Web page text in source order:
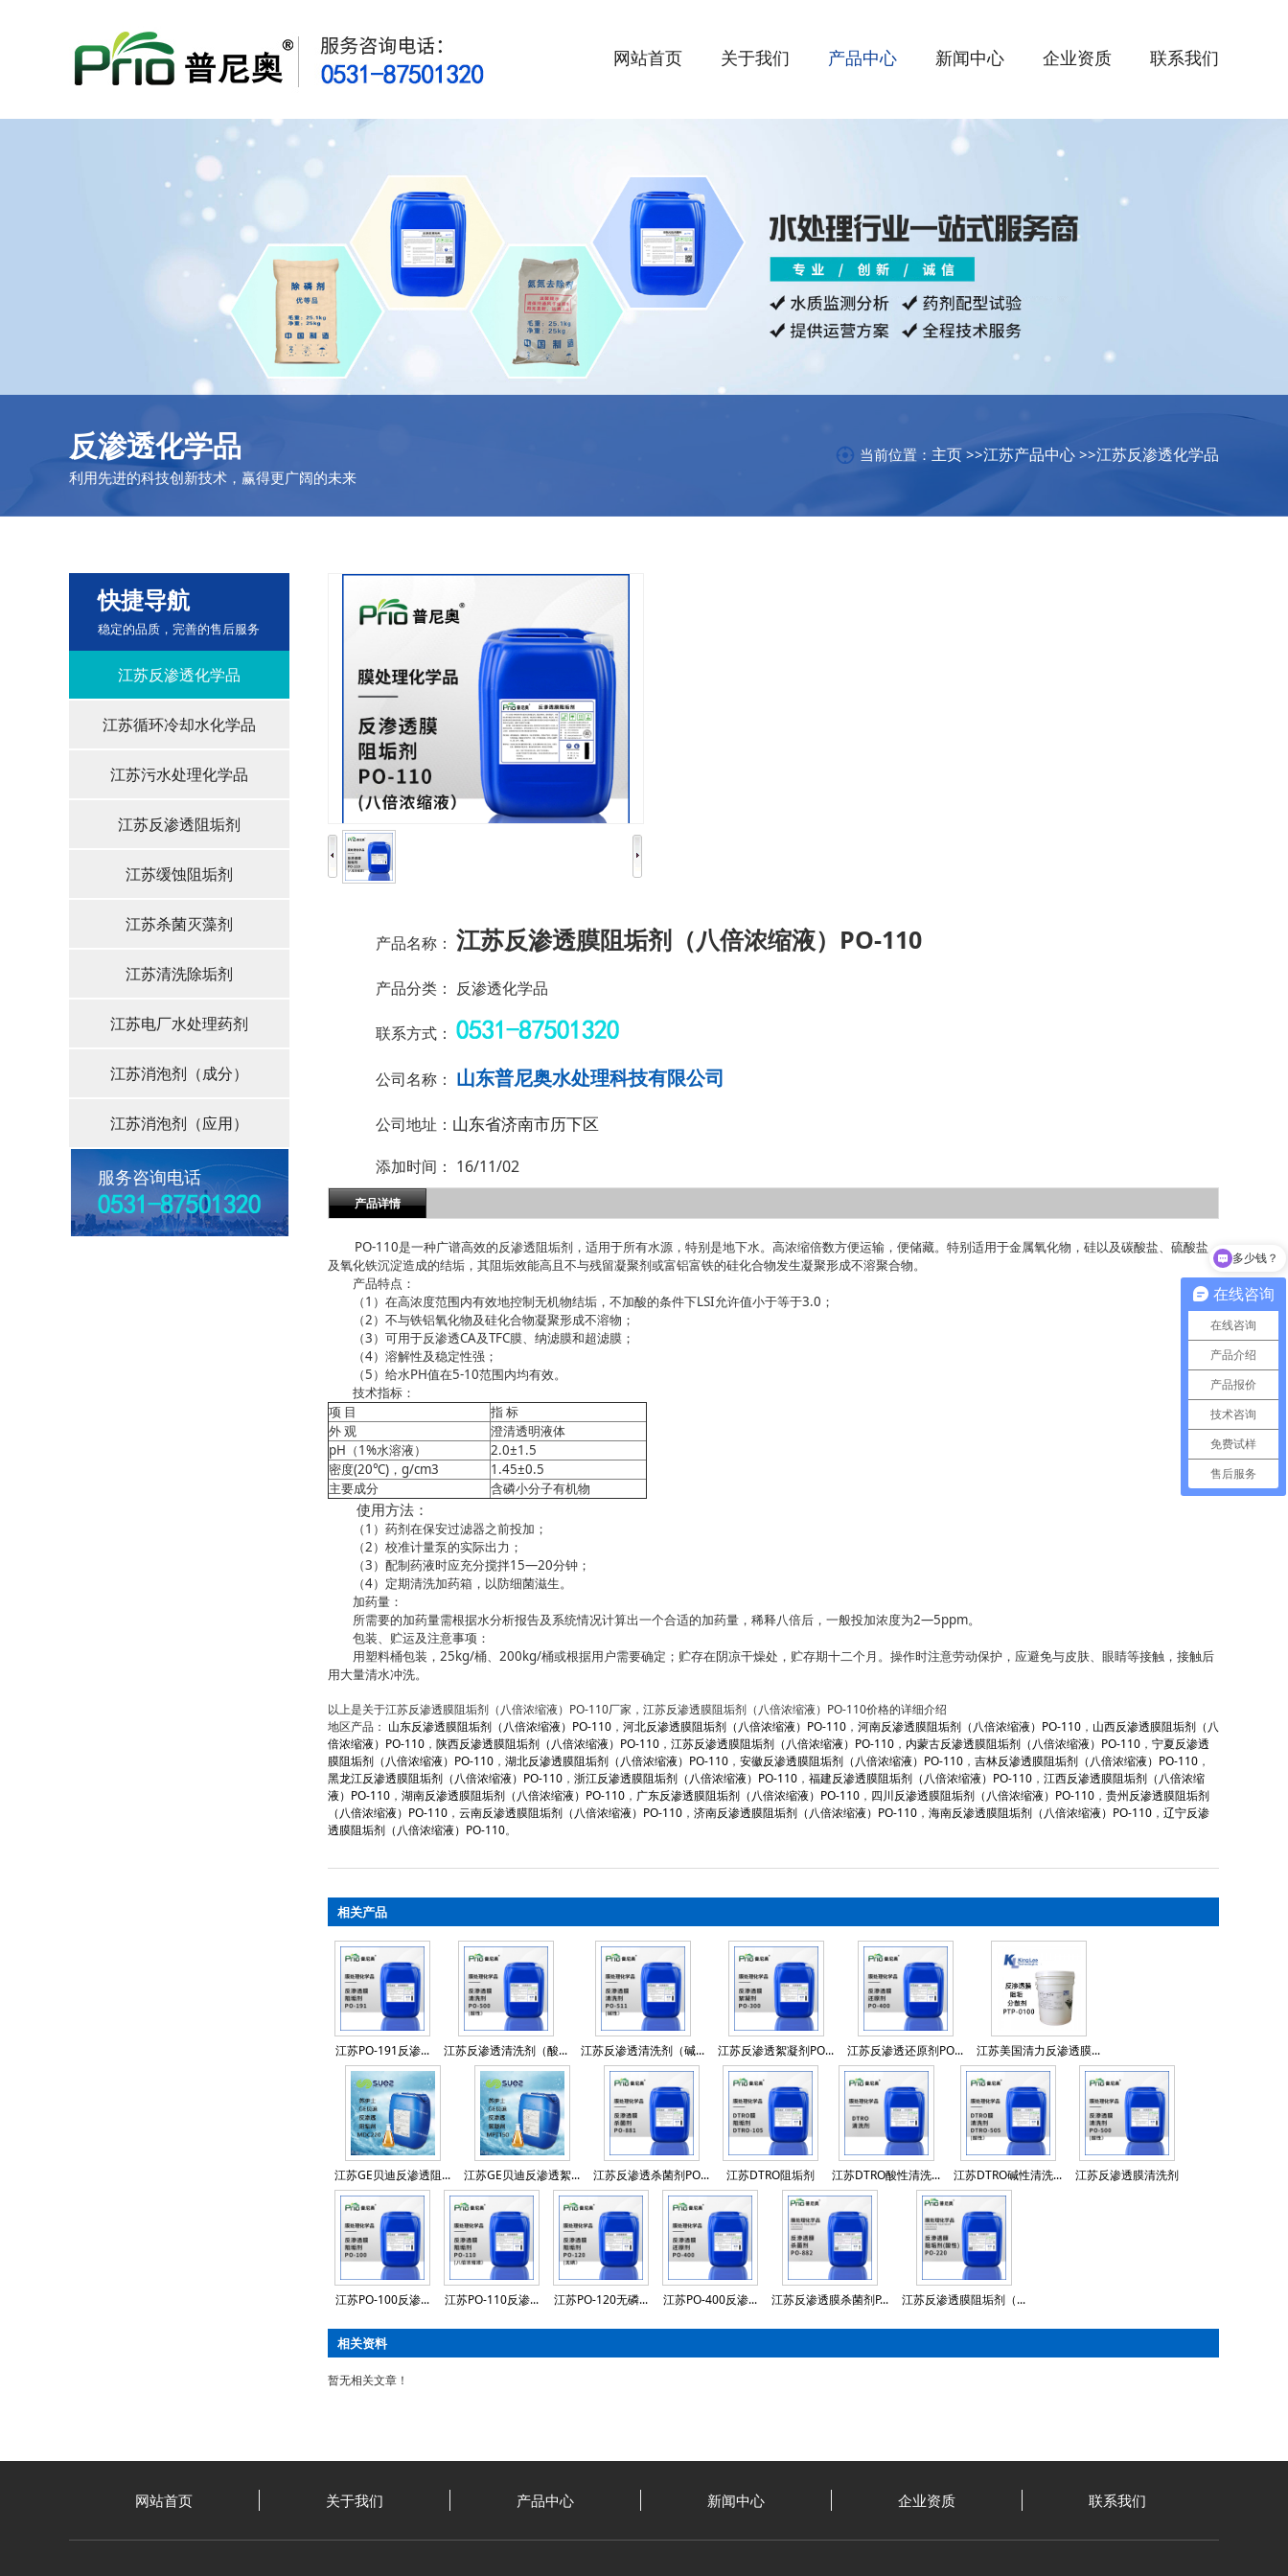
网站首页 关于我们 产品中心 新闻中心 企业资质 联系我们
反渗透化学品
利用先进的科技创新技术，赢得更广阔的未来
当前位置： 主页>>江苏产品中心 >>江苏反渗透化学品
快捷导航
稳定的品质，完善的售后服务
江苏反渗透化学品
江苏循环冷却水化学品
江苏污水处理化学品
江苏反渗透阻垢剂
江苏缓蚀阻垢剂
江苏杀菌灭藻剂
江苏清洗除垢剂
江苏电厂水处理药剂
江苏消泡剂（成分）
江苏消泡剂（应用）
服务咨询电话
产品名称： 江苏反渗透膜阻垢剂（八倍浓缩液）PO-110
产品分类： 反渗透化学品
联系方式：
公司名称： 山东普尼奥水处理科技有限公司
公司地址： 山东省济南市历下区
添加时间： 16/11/02
产品详情
PO-110是一种广谱高效的反渗透阻垢剂，适用于所有水源，特别是地下水。高浓缩倍数方便运输，便储藏。特别适用于金属氧化物，硅以及碳酸盐、硫酸盐
及氧化铁沉淀造成的结垢，其阻垢效能高且不与残留凝聚剂或富铝富铁的硅化合物发生凝聚形成不溶聚合物。
产品特点：
（1）在高浓度范围内有效地控制无机物结垢，不加酸的条件下LSI允许值小于等于3.0；
（2）不与铁铝氧化物及硅化合物凝聚形成不溶物；
（3）可用于反渗透CA及TFC膜、纳滤膜和超滤膜；
（4）溶解性及稳定性强；
（5）给水PH值在5-10范围内均有效。
技术指标：
项 目
指 标
外 观
澄清透明液体
pH （1%水溶液） 2.0±1.5
密度(20℃) ， g/cm3 1.45±0.5
主要成分
含磷小分子有机物
使用方法：
（1）药剂在保安过滤器之前投加；
（2）校准计量泵的实际出力；
（3）配制药液时应充分搅拌15—20分钟；
（4）定期清洗加药箱，以防细菌滋生。
加药量：
所需要的加药量需根据水分析报告及系统情况计算出一个合适的加药量，稀释八倍后，一般投加浓度为2—5ppm。
包装、贮运及注意事项：
用塑料桶包装，25kg/桶、200kg/桶或根据用户需要确定；贮存在阴凉干燥处，贮存期十二个月。操作时注意劳动保护，应避免与皮肤、眼睛等接触，接触后
用大量清水冲洗。
以上是关于江苏反渗透膜阻垢剂（八倍浓缩液）PO-110厂家，江苏反渗透膜阻垢剂（八倍浓缩液）PO-110价格的详细介绍
地区产品： 山东反渗透膜阻垢剂（八倍浓缩液）PO-110 ， 河北反渗透膜阻垢剂（八倍浓缩液）PO-110 ， 河南反渗透膜阻垢剂（八倍浓缩液）PO-110 ， 山西反渗透膜阻垢剂（八
倍浓缩液）PO-110 ， 陕西反渗透膜阻垢剂（八倍浓缩液）PO-110 ， 江苏反渗透膜阻垢剂（八倍浓缩液）PO-110 ， 内蒙古反渗透膜阻垢剂（八倍浓缩液）PO-110 ， 宁夏反渗透
膜阻垢剂（八倍浓缩液）PO-110 ， 湖北反渗透膜阻垢剂（八倍浓缩液）PO-110 ， 安徽反渗透膜阻垢剂（八倍浓缩液）PO-110 ， 吉林反渗透膜阻垢剂（八倍浓缩液）PO-110 ，
黑龙江反渗透膜阻垢剂（八倍浓缩液）PO-110 ， 浙江反渗透膜阻垢剂（八倍浓缩液）PO-110 ， 福建反渗透膜阻垢剂（八倍浓缩液）PO-110 ， 江西反渗透膜阻垢剂（八倍浓缩
液）PO-110 ， 湖南反渗透膜阻垢剂（八倍浓缩液）PO-110 ， 广东反渗透膜阻垢剂（八倍浓缩液）PO-110 ， 四川反渗透膜阻垢剂（八倍浓缩液）PO-110 ， 贵州反渗透膜阻垢剂
（八倍浓缩液）PO-110 ， 云南反渗透膜阻垢剂（八倍浓缩液）PO-110 ， 济南反渗透膜阻垢剂（八倍浓缩液）PO-110 ， 海南反渗透膜阻垢剂（八倍浓缩液）PO-110 ， 辽宁反渗
透膜阻垢剂（八倍浓缩液）PO-110。
相关产品
江苏PO-191反渗... 江苏反渗透清洗剂（酸... 江苏反渗透清洗剂（碱... 江苏反渗透絮凝剂PO... 江苏反渗透还原剂PO... 江苏美国清力反渗透膜...
江苏GE贝迪反渗透阻... 江苏GE贝迪反渗透絮... 江苏反渗透杀菌剂PO... 江苏DTRO阻垢剂 江苏DTRO酸性清洗... 江苏DTRO碱性清洗... 江苏反渗透膜清洗剂
江苏PO-100反渗... 江苏PO-110反渗... 江苏PO-120无磷... 江苏PO-400反渗... 江苏反渗透膜杀菌剂P... 江苏反渗透膜阻垢剂（...
相关资料
暂无相关文章！
网站首页 关于我们 产品中心 新闻中心 企业资质 联系我们
在线咨询
在线咨询
产品介绍
产品报价
技术咨询
免费试样
售后服务
多少钱？